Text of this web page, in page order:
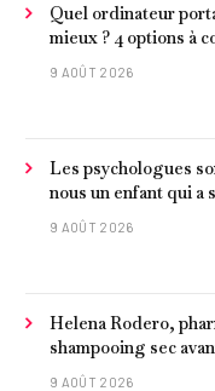
Quel ordinateur
mieux ? 4 options à
9 AOÛT 2026
Les psychologues
nous un enfant qui a
ne sont pas
9 AOÛT 2026
Helena Rodero,
shampooing sec
pointes, est
9 AOÛT 2026